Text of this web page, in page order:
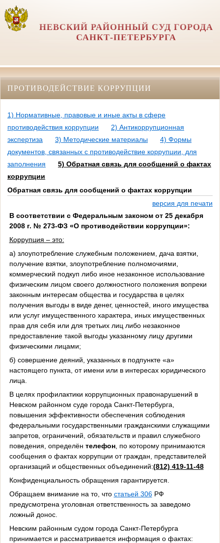
НЕВСКИЙ РАЙОННЫЙ СУД ГОРОДА
САНКТ-ПЕТЕРБУРГА
ПРОТИВОДЕЙСТВИЕ КОРРУПЦИИ
1) Нормативные, правовые и иные акты в сфере
противодействия коррупции
2) Антикоррупционная
экспертиза
3) Методические материалы
4) Формы
документов, связанных с противодействие коррупции, для
заполнения
5) Обратная связь для сообщений о фактах
коррупции
Обратная связь для сообщений о фактах коррупции
версия для печати
В соответствии с Федеральным законом от 25 декабря
2008 г. № 273-ФЗ «О противодействии коррупции»:
Коррупция – это:
а) злоупотребление служебным положением, дача взятки,
получение взятки, злоупотребление полномочиями,
коммерческий подкуп либо иное незаконное использование
физическим лицом своего должностного положения вопреки
законным интересам общества и государства в целях
получения выгоды в виде денег, ценностей, иного имущества
или услуг имущественного характера, иных имущественных
прав для себя или для третьих лиц либо незаконное
предоставление такой выгоды указанному лицу другими
физическими лицами;
б) совершение деяний, указанных в подпункте «а»
настоящего пункта, от имени или в интересах юридического
лица.
В целях профилактики коррупционных правонарушений в
Невском районном суде города Санкт-Петербурга
повышения эффективности обеспечения соблюдения
федеральными государственными гражданскими служащими
запретов, ограничений, обязательств и правил служебного
поведения, определён телефон, по которому принимаются
сообщения о фактах коррупции от граждан, представителей
организаций и общественных объединений:(812) 419-11-48
Конфиденциальность обращения гарантируется.
Обращаем внимание на то, что статьей 306РФ
предусмотрена уголовная ответственность за заведомо
ложный донос.
Невским районным судом города Санкт-Петербурга
принимается и рассматривается информация о фактах: